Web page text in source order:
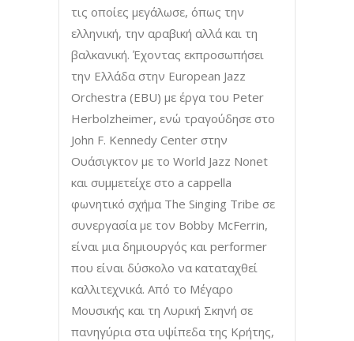
τις οποίες μεγάλωσε, όπως την
ελληνική, την αραβική αλλά και τη
βαλκανική. Έχοντας εκπροσωπήσει
την Ελλάδα στην European Jazz
Orchestra (EBU) με έργα του Peter
Herbolzheimer, ενώ τραγούδησε στο
John F. Kennedy Center στην
Ουάσιγκτον με το World Jazz Nonet
και συμμετείχε στο a cappella
φωνητικό σχήμα The Singing Tribe σε
συνεργασία με τον Bobby McFerrin,
είναι μια δημιουργός και performer
που είναι δύσκολο να καταταχθεί
καλλιτεχνικά. Από το Μέγαρο
Μουσικής και τη Λυρική Σκηνή σε
πανηγύρια στα υψίπεδα της Κρήτης,